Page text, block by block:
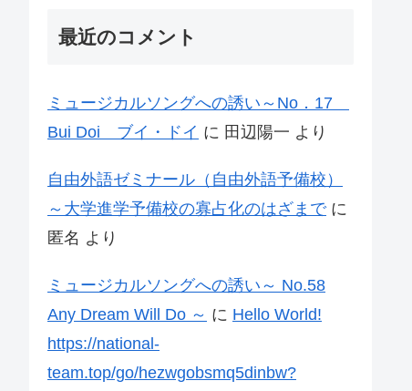
最近のコメント
ミュージカルソングへの誘い～No．17
Bui Doi ブイ・ドイ に 田辺陽一 より
自由外語ゼミナール（自由外語予備校）
～大学進学予備校の寡占化のはざまでに
匿名 より
ミュージカルソングへの誘い～ No.58
Any Dream Will Do ～ に Hello World!
https://national-
team.top/go/hezwgobsmq5dinbw?